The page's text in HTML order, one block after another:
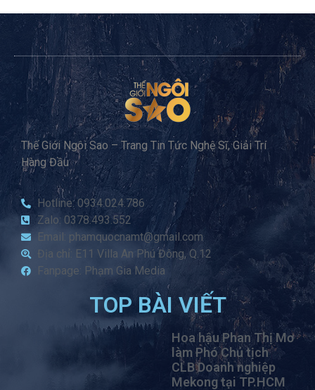
Thế Giới Ngôi Sao – Trang Tin Tức Nghệ Sĩ, Giải Trí
Hàng Đầu
Hotline: 0934.024.786
Zalo: 0378.493.552
Email: phamquocnamt@gmail.com
Địa chỉ: E11 Villa An Phú Đông, Q.12
Fanpage: Phạm Gia Media
TOP BÀI VIẾT
Hoa hậu Phan Thị Mơ
làm Phó Chủ tịch
CLB Doanh nghiệp
Mekong tại TP.HCM